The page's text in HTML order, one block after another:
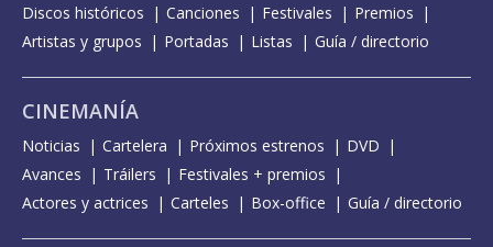
Discos históricos
Canciones Festivales
Premios
Artistas y grupos
Portadas Listas Guía / directorio
CINEMANÍA
Noticias Cartelera Próximos estrenos
DVD
Avances
Tráilers
Festivales + premios
Actores y actrices
Carteles Box-office Guía / directorio